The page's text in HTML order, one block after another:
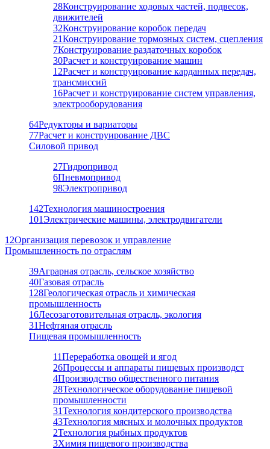
28Конструирование ходовых частей, подвесок,
движителей
32Конструирование коробок передач
21Конструирование тормозных систем, сцепления
7Конструирование раздаточных коробок
30Расчет и конструирование машин
12Расчет и конструирование карданных передач,
трансмиссий
16Расчет и конструирование систем управления,
электрооборудования
64Редукторы и вариаторы
77Расчет и конструирование ДВС
Силовой привод
27Гидропривод
6Пневмопривод
98Электропривод
142Технология машиностроения
101Электрические машины, электродвигатели
12Организация перевозок и управление
Промышленность по отраслям
39Аграрная отрасль, сельское хозяйство
40Газовая отрасль
128Геологическая отрасль и химическая
промышленность
16Лесозаготовительная отрасль, экология
31Нефтяная отрасль
Пищевая промышленность
11Переработка овощей и ягод
26Процессы и аппараты пищевых производст
4Производство общественного питания
28Технологическое оборудование пищевой
промышленности
31Технология кондитерского производства
43Технология мясных и молочных продуктов
2Технология рыбных продуктов
3Химия пищевого производства